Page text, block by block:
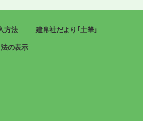
方法
建帛社だより「土筆」
の表示